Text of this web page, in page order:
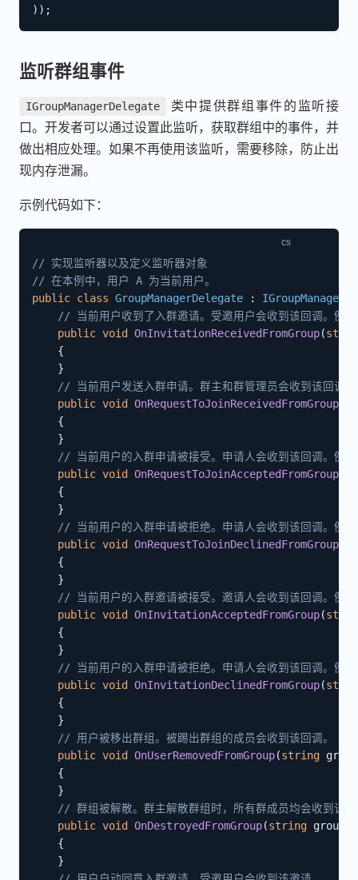
) ) ;
监听群组事件
IGroupManagerDelegate
类中提供群组事件的监听接
口。开发者可以通过设置此监听，获取群组中的事件，并
做出相应处理。如果不再使用该监听，需要移除，防止出
现内存泄漏。
示例代码如下：
// 实现监听器以及定义监听器对象
// 在本例中，用户 A 为当前用户。
public class GroupManagerDelegate :
// 当前用户收到了入群邀请。受邀用户会收到该回调。
public void OnInvitationReceivedFromGroup(
{
}
// 当前用户发送入群申请。群主和群管理员会收到该回调。
public void OnRequestToJoinReceivedFromGroup
{
}
// 当前用户的入群申请被接受。申请人会收到该回调。例
public void OnRequestToJoinAcceptedFromGroup
{
}
// 当前用户的入群申请被拒绝。申请人会收到该回调。例
public void OnRequestToJoinDeclinedFromGroup
{
}
// 当前用户的入群邀请被接受。邀请人会收到该回调。例
public void OnInvitationAcceptedFromGroup(
{
}
// 当前用户的入群申请被拒绝。申请人会收到该回调。例
public void OnInvitationDeclinedFromGroup(
{
}
// 用户被移出群组。被踢出群组的成员会收到该回调。
public void OnUserRemovedFromGroup(string
{
}
// 群组被解散。群主解散群组时，所有群成员均会收到该
public void OnDestroyedFromGroup(string groupId
{
}